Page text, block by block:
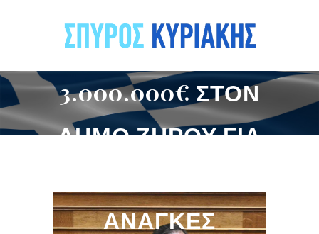
3.000.000€ ΣΤΟΝ
ΔΉΜΟ ΖΗΡΟΎ ΓΙΑ
ΑΝΆΓΚΕΣ